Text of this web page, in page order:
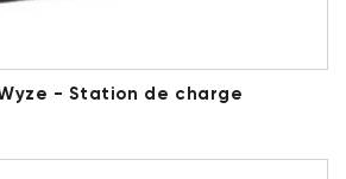
- Station de charge